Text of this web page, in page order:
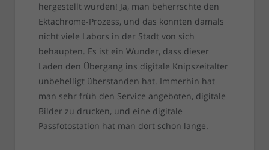
hergestellt wurden! Ja, man beherrschte den
Ektachrome-Prozess, und das konnten damals
nicht viele Labors in der Stadt von sich
behaupten. Es ist ein Wunder, dass dieser
Laden den Übergang ins digitale Knipszeitalter
unbehelligt überstanden hat. Immerhin hat
man sehr früh den Service angeboten, digitale
Bilder zu drucken, und eine digitale
Passfotostation hat man dort schon lange.